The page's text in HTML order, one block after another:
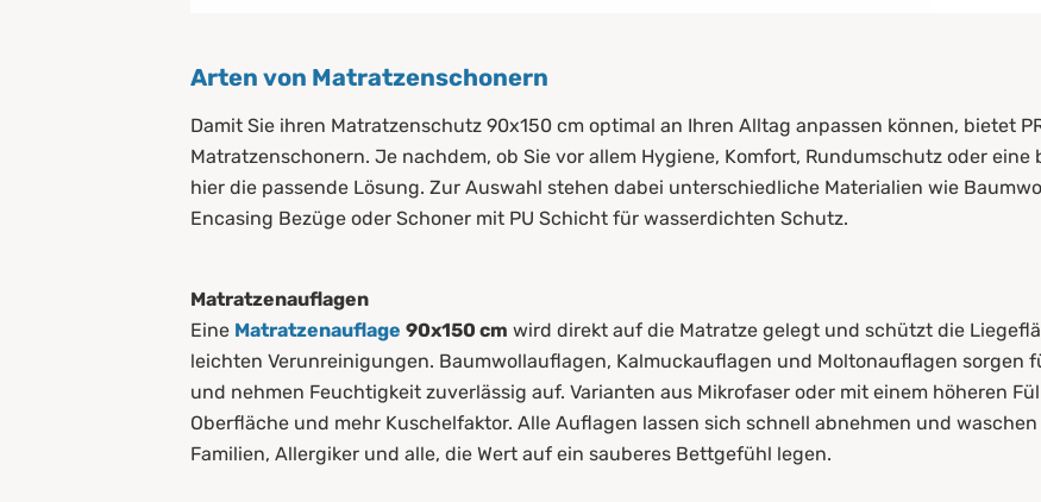
Arten von Matratzenschonern
Damit Sie ihren Matratzenschutz 90x150 cm optimal an Ihren Alltag anpassen können, bietet
Matratzenschonern. Je nachdem, ob Sie vor allem Hygiene, Komfort, Rundumschutz oder
hier die passende Lösung. Zur Auswahl stehen dabei unterschiedliche Materialien wie
Encasing Bezüge oder Schoner mit PU Schicht für wasserdichten Schutz.
Matratzenauflagen
Eine Matratzenauflage 90x150 cm wird direkt auf die Matratze gelegt und schützt die
leichten Verunreinigungen. Baumwollauflagen, Kalmuckauflagen und Moltonauflagen sorgen
und nehmen Feuchtigkeit zuverlässig auf. Varianten aus Mikrofaser oder mit einem höheren
Oberfläche und mehr Kuschelfaktor. Alle Auflagen lassen sich schnell abnehmen und
Familien, Allergiker und alle, die Wert auf ein sauberes Bettgefühl legen.